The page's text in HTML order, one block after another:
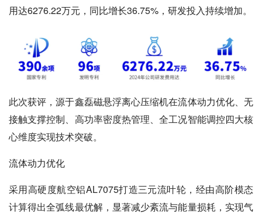
用达6276.22万元，同比增长36.75%，研发投入持续增加。
此次获评，源于鑫磊磁悬浮离心压缩机在流体动力优化、无
接触支撑控制、高功率密度热管理、全工况智能调控四大核
心维度实现技术突破。
流体动力优化
采用高硬度航空铝AL7075打造三元流叶轮，经由高阶模态
计算得出全弧线最优解，显著减少紊流与能量损耗，实现气